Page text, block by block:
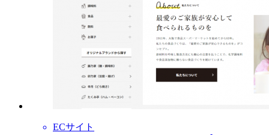
ECサイト